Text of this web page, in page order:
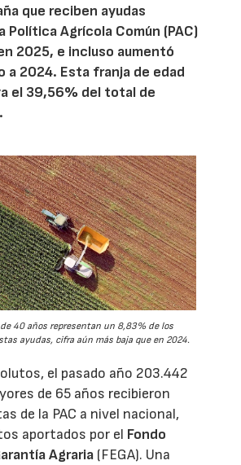
que reciben ayudas
Política Agrícola Común (PAC)
2025, e incluso aumentó
a 2024. Esta franja de edad
el 39,56% del total de
40 años representan un 8,83% de los
ayudas, cifra aún más baja que en 2024.
el pasado año 203.442
de 65 años recibieron
de la PAC a nivel nacional,
aportados por el Fondo
Agraria (FEGA). Una